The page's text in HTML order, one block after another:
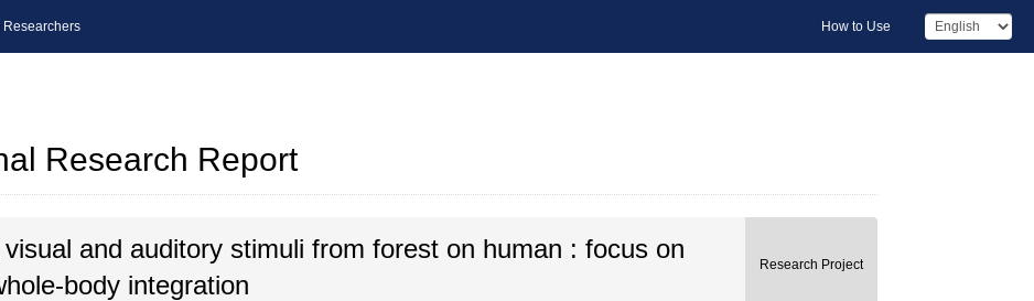
Researchers How to Use
Research Report
and auditory stimuli from forest on human : focus on
body integration
Research Project